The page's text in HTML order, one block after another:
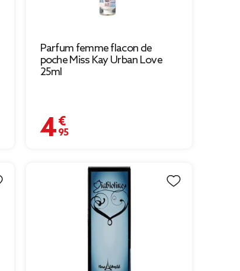
Parfum femme flacon de
poche Miss Kay Urban Love
25ml
4,95 €